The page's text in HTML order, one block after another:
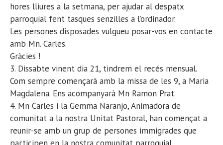
hores lliures a la setmana, per ajudar al despatx
parroquial fent tasques senzilles a l’ordinador.
Les persones disposades vulgueu posar-vos en contacte
amb Mn. Carles.
Gràcies !
3. Dissabte vinent dia 21, tindrem el recés mensual.
Com sempre començarà amb la missa de les 9, a Maria
Magdalena. Ens acompanyarà Mn Ramon Prat.
4. Mn Carles i la Gemma Naranjo, Animadora de
comunitat a la nostra Unitat Pastoral, han començat a
reunir-se amb un grup de persones immigrades que